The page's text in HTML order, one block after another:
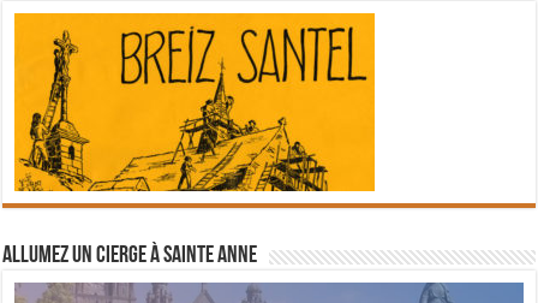
Allumez un cierge à Sainte Anne